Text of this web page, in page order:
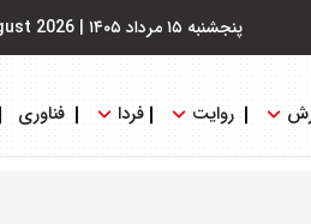
پنجشنبه ۱۵ مرداد ۱۴۰۵ |
2026
روایت فردا فناوری